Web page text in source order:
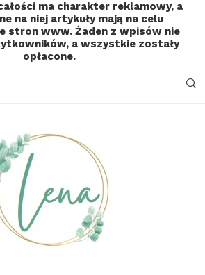
ma charakter reklamowy, a
na niej artykuły mają na celu
stron www. Żaden z wpisów nie
a wszystkie zostały
opłacone.